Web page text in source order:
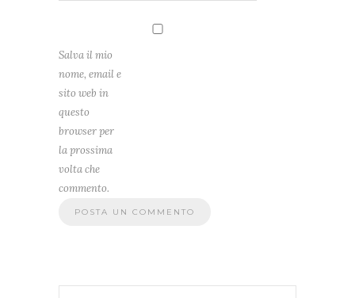
Salva il mio
nome, email e
sito web in
questo
browser per
la prossima
volta che
commento.